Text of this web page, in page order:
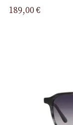
189,00 €